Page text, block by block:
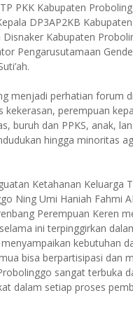
PKK Kabupaten
DP3AP2KB
Disnaker Kabupaten
Pengarusutamaan
menjadi perhatian forum
kekerasan, perempuan
buruh dan PPKS, anak,
hingga minoritas
Ketahanan Keluarga
Ning Umi Haniah Fahmi
Perempuan Keren
ini terpinggirkan
kebutuhan
bisa berpartisipasi dan
sangat terbuka
dalam setiap proses